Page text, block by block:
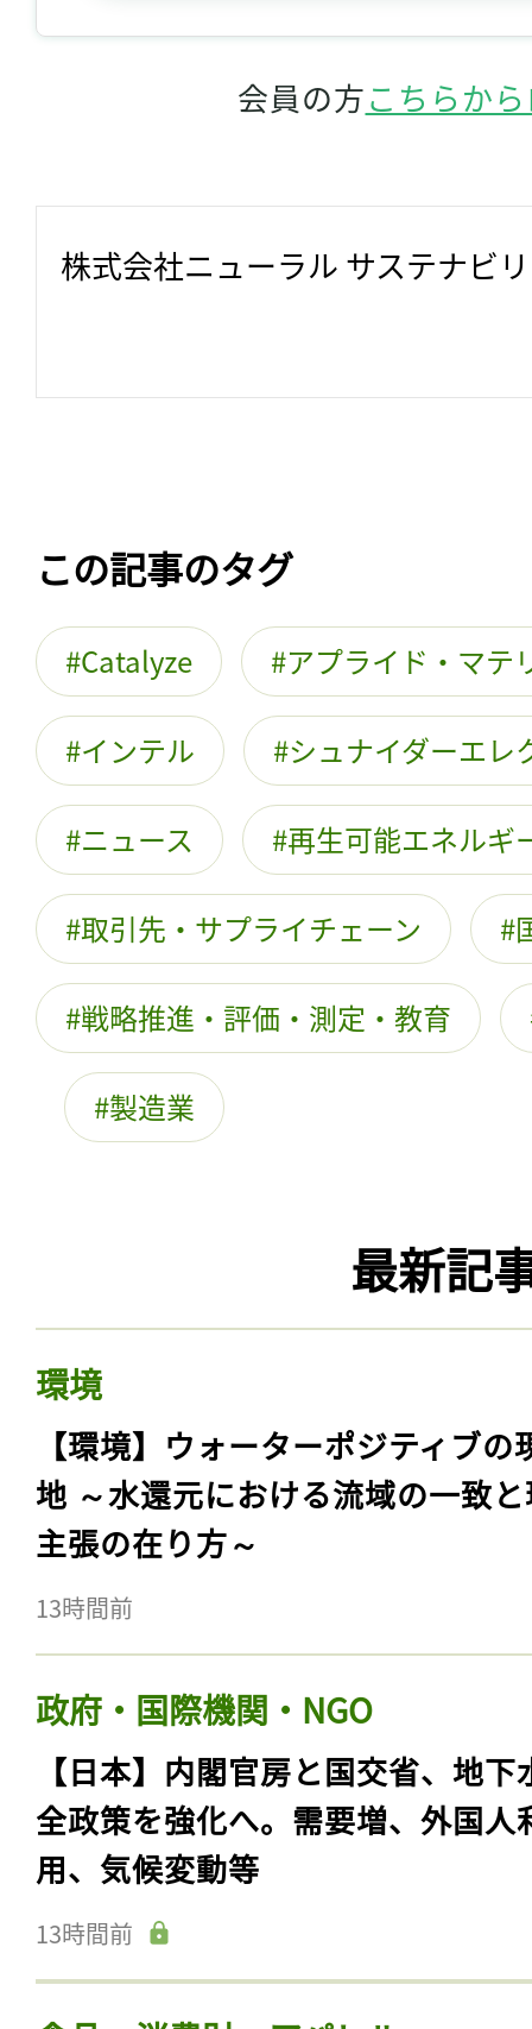
会員の方こちらか
株式会社ニューラル サステナビ
この記事のタグ
Catalyze アプライド・マテ
インテル シュナイダーエレ
ニュース 再生可能エネルギ
取引先・サプライチェーン
戦略推進・評価・測定・教育
製造業
最新記
環境
【環境】ウォーターポジティブの
地 ～水還元における流域の一致
主張の在り方～
13時間前
政府・国際機関・NGO
【日本】内閣官房と国交省、地下
全政策を強化へ。需要増、外国人
用、気候変動等
13時間前